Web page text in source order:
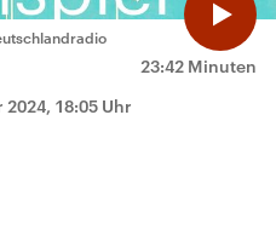
23:42 Minuten
2024, 18:05 Uhr